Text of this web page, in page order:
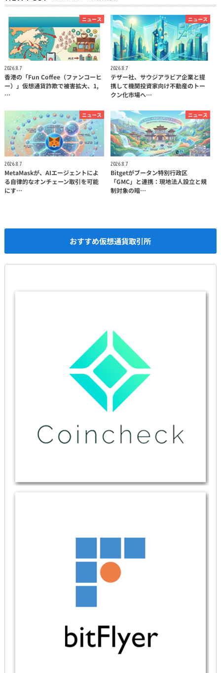
ニュース
2026.8.7
香港の「Fun Coffee（ファンコーヒ
ー）」仮想通貨詐欺で被害拡大、1,
…
ニュース
2026.8.7
テザー社、サウジアラビア企業と提
携して機関投資家向け不動産のトー
クン化市場へ…
ニュース
2026.8.7
MetaMaskが、AIエージェントによ
る自律的なオンチェーン取引を可能
にす…
ニュース
2026.8.7
Bitgetがブータン特別行政区
「GMC」と連携：現地法人設立と規
制対象の暗…
おすすめ仮想通貨取引所